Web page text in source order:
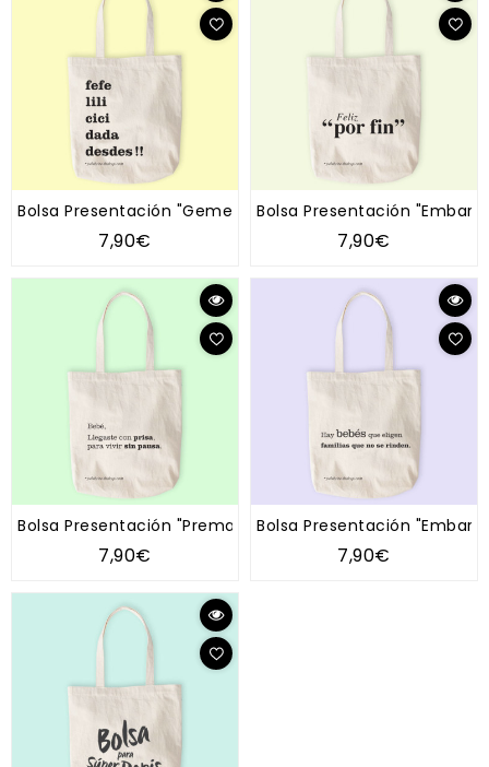
Bolsa Presentación "Gemelos/Mellizos"
7,90€
Bolsa Presentación
7,90€
Bolsa Presentación "Prematuro"
7,90€
Bolsa Presentación
7,90€